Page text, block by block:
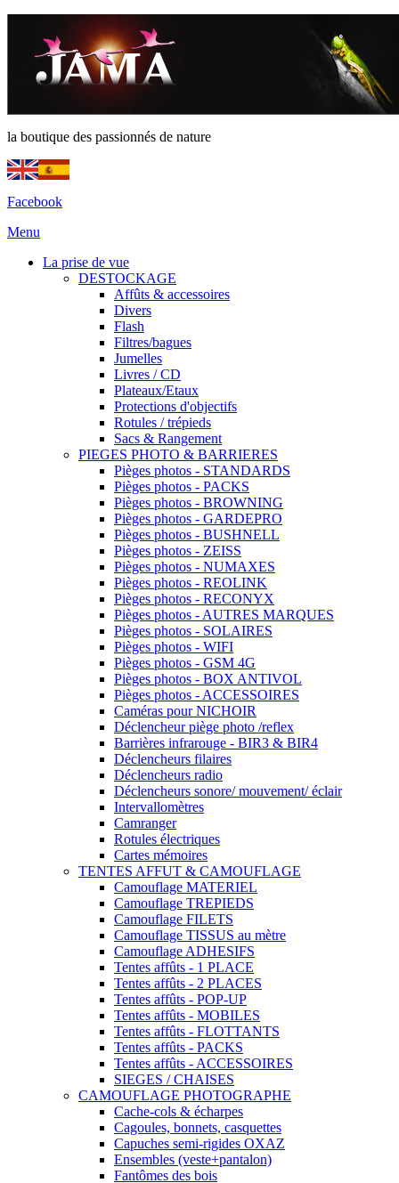
la boutique des passionnés de nature
Facebook
Menu
La prise de vue
DESTOCKAGE
Affûts & accessoires
Divers
Flash
Filtres/bagues
Jumelles
Livres / CD
Plateaux/Etaux
Protections d'objectifs
Rotules / trépieds
Sacs & Rangement
PIEGES PHOTO & BARRIERES
Pièges photos - STANDARDS
Pièges photos - PACKS
Pièges photos - BROWNING
Pièges photos - GARDEPRO
Pièges photos - BUSHNELL
Pièges photos - ZEISS
Pièges photos - NUMAXES
Pièges photos - REOLINK
Pièges photos - RECONYX
Pièges photos - AUTRES MARQUES
Pièges photos - SOLAIRES
Pièges photos - WIFI
Pièges photos - GSM 4G
Pièges photos - BOX ANTIVOL
Pièges photos - ACCESSOIRES
Caméras pour NICHOIR
Déclencheur piège photo /reflex
Barrières infrarouge - BIR3 & BIR4
Déclencheurs filaires
Déclencheurs radio
Déclencheurs sonore/ mouvement/ éclair
Intervallomètres
Camranger
Rotules électriques
Cartes mémoires
TENTES AFFUT & CAMOUFLAGE
Camouflage MATERIEL
Camouflage TREPIEDS
Camouflage FILETS
Camouflage TISSUS au mètre
Camouflage ADHESIFS
Tentes affûts - 1 PLACE
Tentes affûts - 2 PLACES
Tentes affûts - POP-UP
Tentes affûts - MOBILES
Tentes affûts - FLOTTANTS
Tentes affûts - PACKS
Tentes affûts - ACCESSOIRES
SIEGES / CHAISES
CAMOUFLAGE PHOTOGRAPHE
Cache-cols & écharpes
Cagoules, bonnets, casquettes
Capuches semi-rigides OXAZ
Ensembles (veste+pantalon)
Fantômes des bois